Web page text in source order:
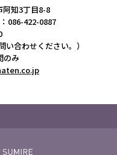
阿知3丁目8-8
086-422-0887
い合わせください。）
のみ